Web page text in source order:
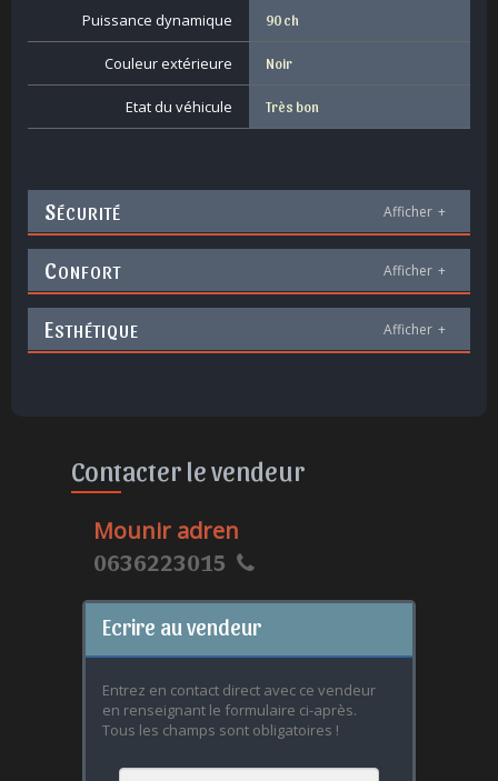
Puissance dynamique 90 ch
Couleur extérieure Noir
Etat du véhicule Très bon
SÉCURITÉ Afficher +
CONFORT Afficher +
ESTHÉTIQUE Afficher +
Contacter le vendeur
Mounir adren
0636223015
Ecrire au vendeur
Entrez en contact direct avec ce vendeur
en renseignant le formulaire ci-après.
Tous les champs sont obligatoires !